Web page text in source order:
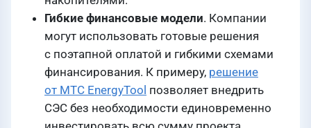
Гибкие финансовые модели. Компании
могут использовать готовые решения
с поэтапной оплатой и гибкими схемами
финансирования. К примеру, решение
от МТС EnergyTool позволяет внедрить
СЭС без необходимости единовременно